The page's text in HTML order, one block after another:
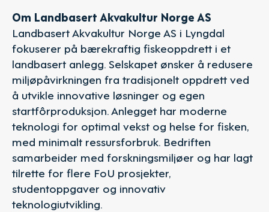
Om Landbasert Akvakultur Norge AS
Landbasert Akvakultur Norge AS i Lyngdal
fokuserer på bærekraftig fiskeoppdrett i et
landbasert anlegg. Selskapet ønsker å redusere
miljøpåvirkningen fra tradisjonelt oppdrett ved
å utvikle innovative løsninger og egen
startfôrproduksjon. Anlegget har moderne
teknologi for optimal vekst og helse for fisken,
med minimalt ressursforbruk. Bedriften
samarbeider med forskningsmiljøer og har lagt
tilrette for flere FoU prosjekter,
studentoppgaver og innovativ
teknologiutvikling.